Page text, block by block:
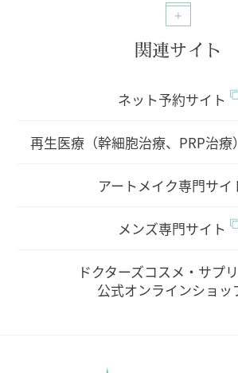
関連サイト
ネット予約サイト
再生医療（幹細胞治療、PRP治療
アートメイク専門サイ
メンズ専門サイト
ドクターズコスメ・サプ
公式オンラインショッ